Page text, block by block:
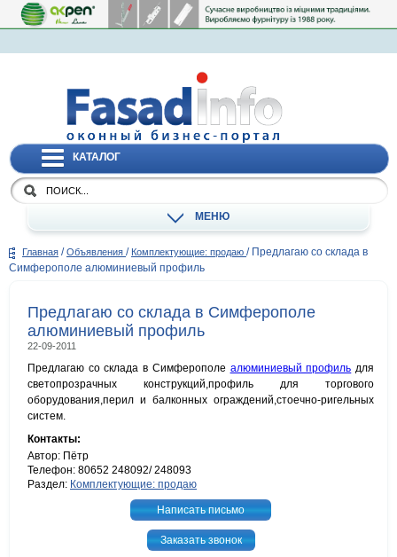
КАТАЛОГ
МЕНЮ
Главная / Объявления / Комплектующие: продаю / Предлагаю со склада в
Симферополе алюминиевый профиль
Предлагаю со склада в Симферополе
алюминиевый профиль
22-09-2011
Предлагаю со склада в Симферополе алюминиевый профиль для
светопрозрачных конструкций,профиль для торгового
оборудования,перил и балконных ограждений,стоечно-ригельных
систем.
Контакты:
Автор: Пётр
Телефон: 80652 248092/ 248093
Раздел: Комплектующие: продаю
Написать письмо
Заказать звонок